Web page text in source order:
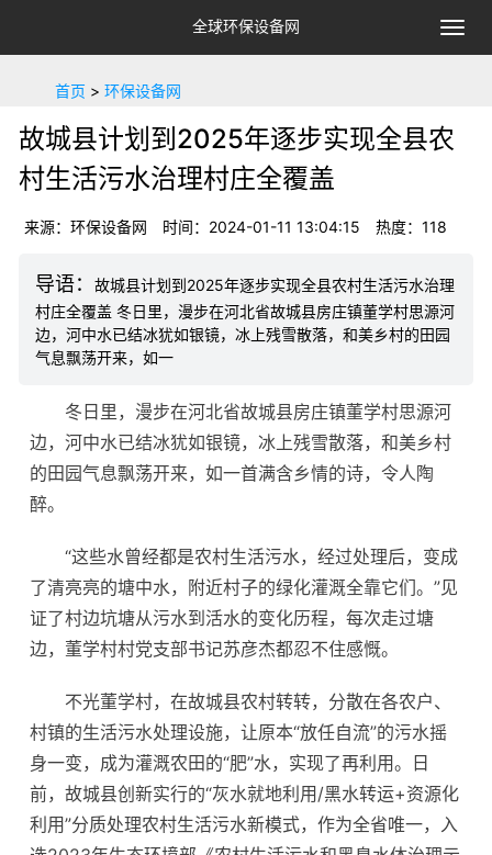
切
换
全球环保设备网
首页 > 环保设备网
故城县计划到2025年逐步实现全县农
村生活污水治理村庄全覆盖
来源：环保设备网 时间：2024-01-11 13:04:15 热度：118
故城县计划到2025年逐步实现全县农村生活污水治理
村庄全覆盖 冬日里，漫步在河北省故城县房庄镇董学村思源河
边，河中水已结冰犹如银镜，冰上残雪散落，和美乡村的田园
气息飘荡开来，如一
冬日里，漫步在河北省故城县房庄镇董学村思源河
边，河中水已结冰犹如银镜，冰上残雪散落，和美乡村
的田园气息飘荡开来，如一首满含乡情的诗，令人陶
醉。
“这些水曾经都是农村生活污水，经过处理后，变成
了清亮亮的塘中水，附近村子的绿化灌溉全靠它们。”见
证了村边坑塘从污水到活水的变化历程，每次走过塘
边，董学村村党支部书记苏彦杰都忍不住感慨。
不光董学村，在故城县农村转转，分散在各农户、
村镇的生活污水处理设施，让原本“放任自流”的污水摇
身一变，成为灌溉农田的“肥”水，实现了再利用。日
前，故城县创新实行的“灰水就地利用/黑水转运+资源化
利用”分质处理农村生活污水新模式，作为全省唯一，入